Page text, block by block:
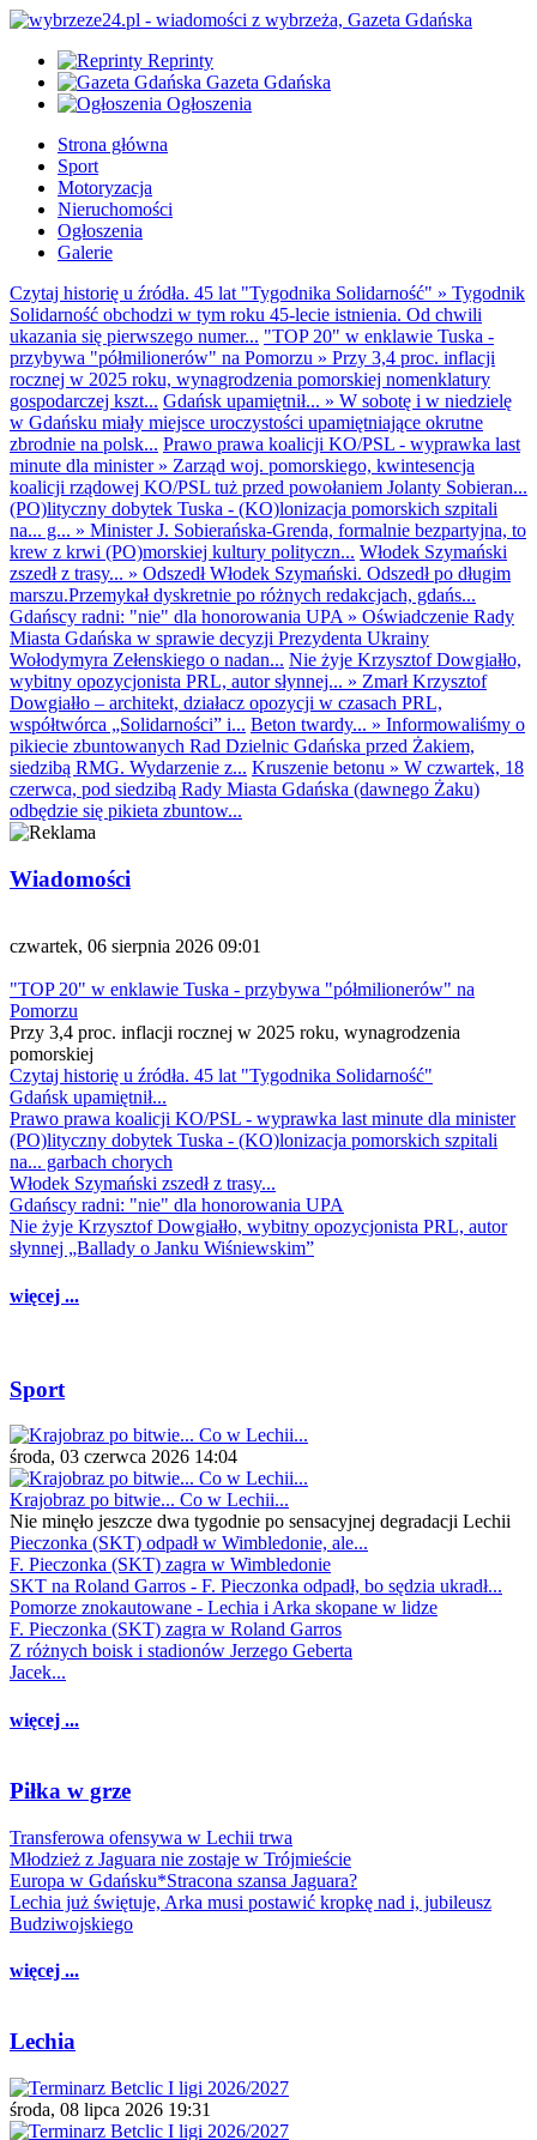
Reprinty
Gazeta Gdańska
Ogłoszenia
Strona główna
Sport
Motoryzacja
Nieruchomości
Ogłoszenia
Galerie
Czytaj historię u źródła. 45 lat "Tygodnika Solidarność" » Tygodnik
Solidarność obchodzi w tym roku 45-lecie istnienia. Od chwili
ukazania się pierwszego numer... "TOP 20" w enklawie Tuska -
przybywa "półmilionerów" na Pomorzu » Przy 3,4 proc. inflacji
rocznej w 2025 roku, wynagrodzenia pomorskiej nomenklatury
gospodarczej kszt... Gdańsk upamiętnił... » W sobotę i w niedzielę
w Gdańsku miały miejsce uroczystości upamiętniające okrutne
zbrodnie na polsk... Prawo prawa koalicji KO/PSL - wyprawka last
minute dla minister» Zarząd woj. pomorskiego, kwintesencja
koalicji rządowej KO/PSL tuż przed powołaniem Jolanty Sobieran...
(PO)lityczny dobytek Tuska - (KO)lonizacja pomorskich szpitali
na... g... » Minister J. Sobierańska-Grenda, formalnie bezpartyjna, to
krew z krwi (PO)morskiej kultury polityczn... Włodek Szymański
zszedł z trasy... » Odszedł Włodek Szymański. Odszedł po długim
marszu.Przemykał dyskretnie po różnych redakcjach, gdańs...
Gdańscy radni: "nie" dla honorowania UPA » Oświadczenie Rady
Miasta Gdańska w sprawie decyzji Prezydenta Ukrainy
Wołodymyra Zełenskiego o nadan... Nie żyje Krzysztof Dowgiałło,
wybitny opozycjonista PRL, autor słynnej... » Zmarł Krzysztof
Dowgiałło – architekt, działacz opozycji w czasach PRL,
współtwórca „Solidarności” i... Beton twardy... » Informowaliśmy o
pikiecie zbuntowanych Rad Dzielnic Gdańska przed Żakiem,
siedzibą RMG. Wydarzenie z... Kruszenie betonu » W czwartek, 18
czerwca, pod siedzibą Rady Miasta Gdańska (dawnego Żaku)
odbędzie się pikieta zbuntow...
Wiadomości
czwartek, 06 sierpnia 2026 09:01
"TOP 20" w enklawie Tuska - przybywa "półmilionerów" na
Pomorzu
Przy 3,4 proc. inflacji rocznej w 2025 roku, wynagrodzenia
pomorskiej
Czytaj historię u źródła. 45 lat "Tygodnika Solidarność"
Gdańsk upamiętnił...
Prawo prawa koalicji KO/PSL - wyprawka last minute dla minister
(PO)lityczny dobytek Tuska - (KO)lonizacja pomorskich szpitali
na... garbach chorych
Włodek Szymański zszedł z trasy...
Gdańscy radni: "nie" dla honorowania UPA
Nie żyje Krzysztof Dowgiałło, wybitny opozycjonista PRL, autor
słynnej „Ballady o Janku Wiśniewskim”
więcej ...
Sport
środa, 03 czerwca 2026 14:04
Krajobraz po bitwie... Co w Lechii...
Nie minęło jeszcze dwa tygodnie po sensacyjnej degradacji Lechii
Pieczonka (SKT) odpadł w Wimbledonie, ale...
F. Pieczonka (SKT) zagra w Wimbledonie
SKT na Roland Garros - F. Pieczonka odpadł, bo sędzia ukradł...
Pomorze znokautowane - Lechia i Arka skopane w lidze
F. Pieczonka (SKT) zagra w Roland Garros
Z różnych boisk i stadionów Jerzego Geberta
Jacek...
więcej ...
Piłka w grze
Transferowa ofensywa w Lechii trwa
Młodzież z Jaguara nie zostaje w Trójmieście
Europa w Gdańsku*Stracona szansa Jaguara?
Lechia już świętuje, Arka musi postawić kropkę nad i, jubileusz
Budziwojskiego
więcej ...
Lechia
środa, 08 lipca 2026 19:31